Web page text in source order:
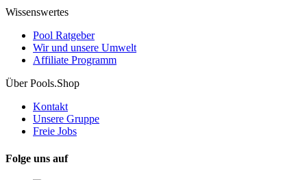
Wissenswertes
Pool Ratgeber
Wir und unsere Umwelt
Affiliate Programm
Über Pools.Shop
Kontakt
Unsere Gruppe
Freie Jobs
Folge uns auf